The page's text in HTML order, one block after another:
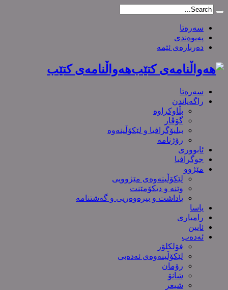
سەرەتا
پەیوەندی
دەربارەی ئێمە
هەواڵنامەی کتێب
سەرەتا
راگەیاندن
بڵاوکراوە
گۆڤار
ببلیۆگرافیا و لێکۆڵینەوە
رۆژنامە
ئابووری
جوگرافیا
مێژوو
لێکۆڵینەوەی مێژوویی
وێنە و دیکۆمێنت
یاداشت و بیره‌وه‌ریی و گەشتنامە
یاسا
رامیاری
ئایین
ئەدەب
فۆلکلۆر
لێکۆڵینەوەی ئەدەبی
رۆمان
شانۆ
شیعر